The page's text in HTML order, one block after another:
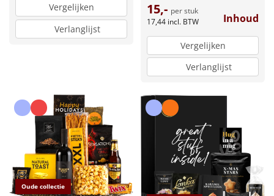
Vergelijken
Verlanglijst
15,- per stuk
17,44 incl. BTW Inhoud
Vergelijken
Verlanglijst
Oude collectie